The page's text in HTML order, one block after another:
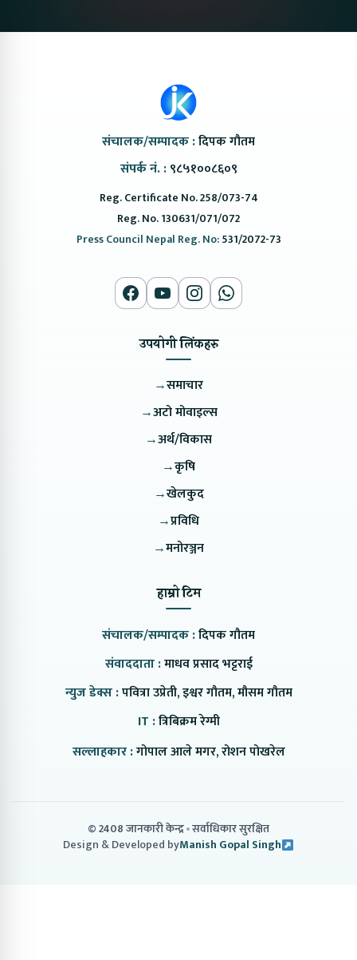
संचालक/सम्पादक :दिपक गौतम
संपर्क नं. : ९८५१००८६०९
Reg. Certificate No. 258/073-74
Reg. No. 130631/071/072
Press Council Nepal Reg. No:531/2072-73
उपयोगी लिंकहरु
→समाचार
→अटो मोवाइल्स
→अर्थ/विकास
→कृषि
→खेलकुद
→प्रविधि
→मनोरञ्जन
हाम्रो टिम
संचालक/सम्पादक :दिपक गौतम
संवाददाता :माधव प्रसाद भट्टराई
न्युज डेक्स :पवित्रा उप्रेती, इश्वर गौतम, मौसम गौतम
IT :त्रिबिक्रम रेग्मी
सल्लाहकार :गोपाल आले मगर, रोशन पोखरेल
© 2408 जानकारी केन्द्र सर्वाधिकार सुरक्षित
Design & Developed byManish Gopal Singh